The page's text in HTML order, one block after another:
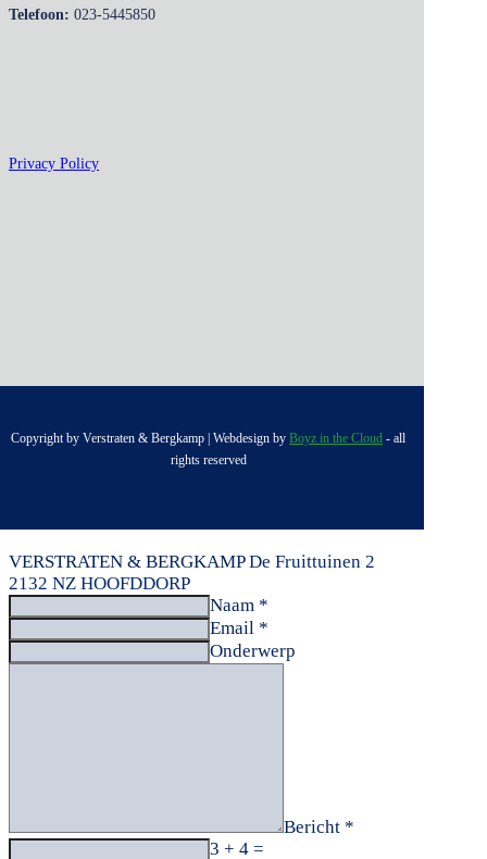
Telefoon: 023-5445850
Privacy Policy
Copyright by Verstraten & Bergkamp | Webdesign byBoyz in the Cloud - all
rights reserved
VERSTRATEN & BERGKAMP De Fruittuinen 2
2132 NZ HOOFDDORP
Naam *
Email *
Onderwerp
Bericht *
3 + 4 =